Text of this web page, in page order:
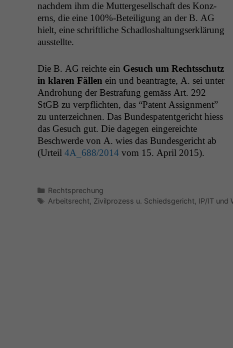
nach­dem ihm die Mut­terge­sellschaft des Konz­
erns, die eine 100%-Beteiligung an der B. AG
hielt, eine schriftliche Schad­loshal­tungserk­lärung
ausstellte.
Die B. AG reichte ein Gesuch um Rechtss­chutz
in klaren Fällen ein und beantragte, A. sei unter
Andro­hung der Bestra­fung gemäss Art. 292
StGB zu verpflicht­en, das “Patent Assign­ment”
zu unterze­ich­nen. Das Bun­despatent­gericht hiess
das Gesuch gut. Die dage­gen ein­gere­ichte
Beschw­erde von A. wies das Bun­des­gericht ab
(Urteil 4A_688/2014 vom 15. April 2015).
Kategorien
Rechtsprechung
Schlagwörter
Arbeitsrecht, Zivilprozess u. Schiedsgericht, IP/IT und